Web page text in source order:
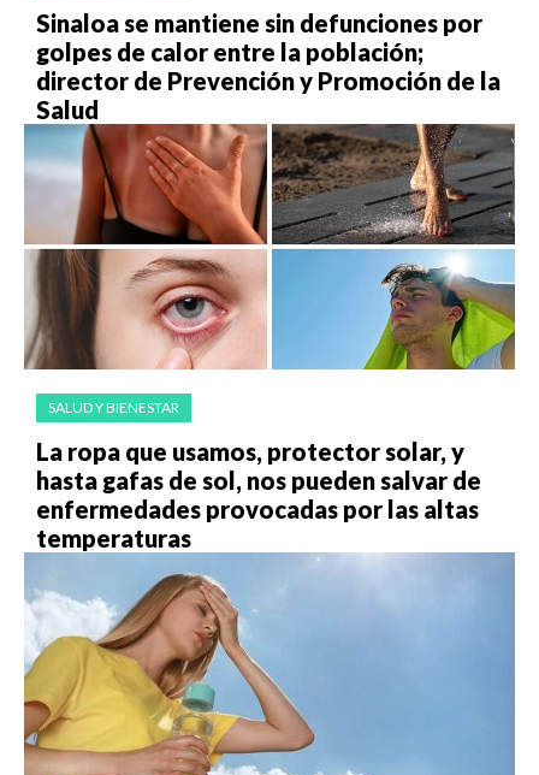
Sinaloa se mantiene sin defunciones por
golpes de calor entre la población;
director de Prevención y Promoción de la
Salud
SALUD Y BIENESTAR
La ropa que usamos, protector solar, y
hasta gafas de sol, nos pueden salvar de
enfermedades provocadas por las altas
temperaturas